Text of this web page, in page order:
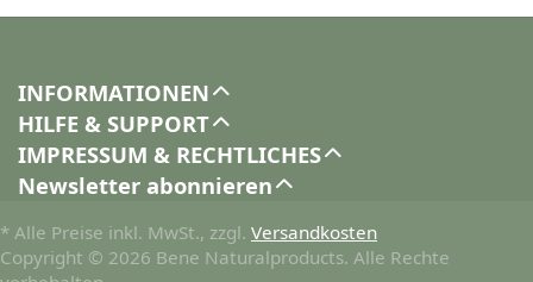
INFORMATIONEN
HILFE & SUPPORT
IMPRESSUM & RECHTLICHES
Newsletter abonnieren
* Alle Preise inkl. MwSt., zzgl. Versandkosten
Copyright © 2026 Bene Naturalproducts. Alle Rechte